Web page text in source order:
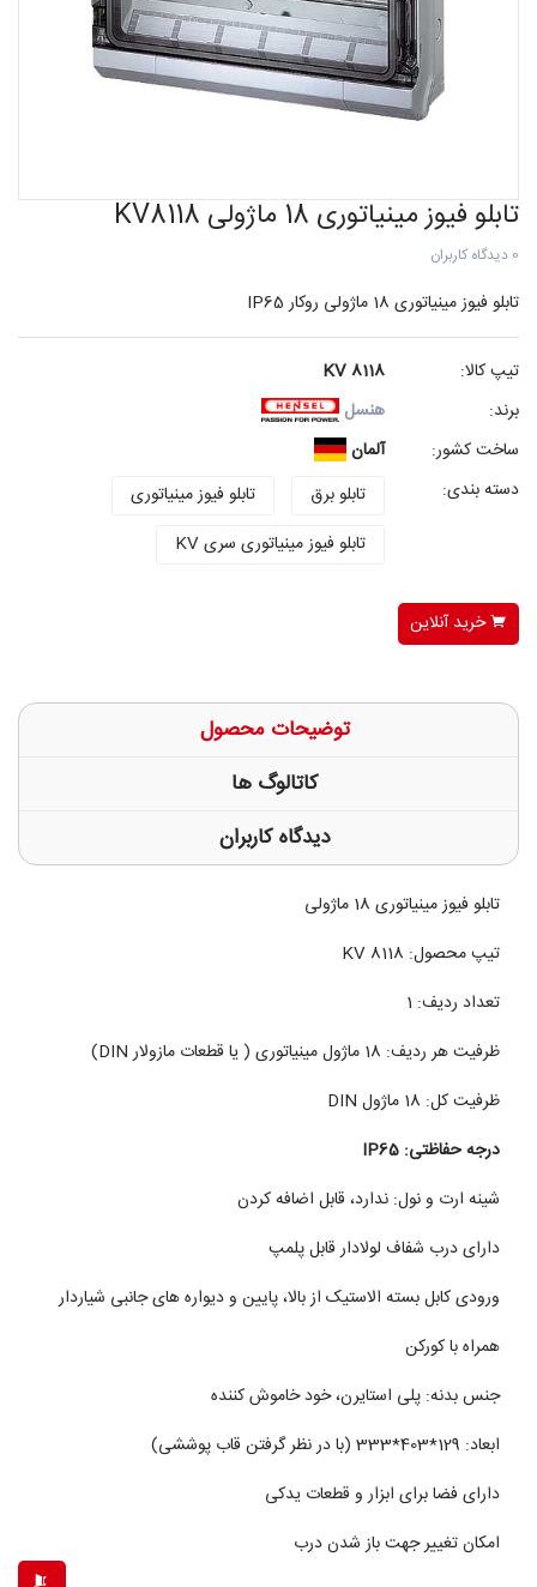
تابلو فیوز مینیاتوری 18 ماژولی KV8118
0 دیدگاه کاربران
تابلو فیوز مینیاتوری 18 ماژولی روکار IP65
تیپ کالا:
KV 8118
برند:
هنسل
ساخت کشور:
آلمان
دسته بندی:
تابلو برق
تابلو فیوز مینیاتوری
تابلو فیوز مینیاتوری سری KV
خرید آنلاین
توضیحات محصول
کاتالوگ ها
دیدگاه کاربران
تابلو فیوز مینیاتوری 18 ماژولی
تیپ محصول: KV 8118
تعداد ردیف: 1
ظرفیت هر ردیف: 18 ماژول مینیاتوری ( یا قطعات مازولار DIN)
ظرفیت کل: 18 ماژول DIN
درجه حفاظتی: IP65
شینه ارت و نول: ندارد، قابل اضافه کردن
دارای درب شفاف لولادار قابل پلمپ
ورودی کابل بسته الاستیک از بالا، پایین و دیواره های جانبی شیاردار
همراه با کورکن
جنس بدنه: پلی استایرن، خود خاموش کننده
ابعاد: 129*403*333 (با در نظر گرفتن قاب پوششی)
دارای فضا برای ابزار و قطعات یدکی
امکان تغییر جهت باز شدن درب